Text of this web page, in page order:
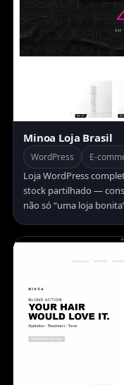
Minoa Loja Brasil
WordPress E-
Loja WordPress
stock partilhado —
não só “uma loja